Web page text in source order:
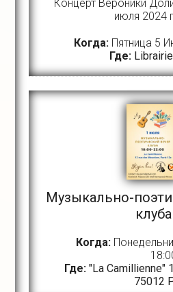
Концерт Вероники
июля 2024
Когда:Пятница 5
Где:
Музыкально-
клуба
Когда:
Где: "La Camillienne"
75012